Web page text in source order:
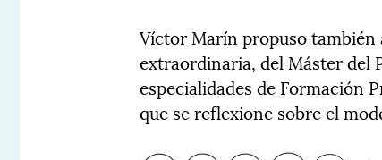
Víctor Marín propuso
extraordinaria, del Máster del
especialidades de Formación
que se reflexione sobre el